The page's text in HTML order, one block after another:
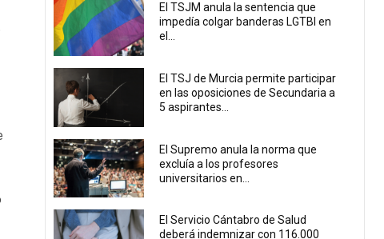
El TSJM anula la sentencia que
impedía colgar banderas LGTBI en
el...
El TSJ de Murcia permite participar
en las oposiciones de Secundaria a
5 aspirantes...
El Supremo anula la norma que
excluía a los profesores
universitarios en...
El Servicio Cántabro de Salud
deberá indemnizar con 116.000